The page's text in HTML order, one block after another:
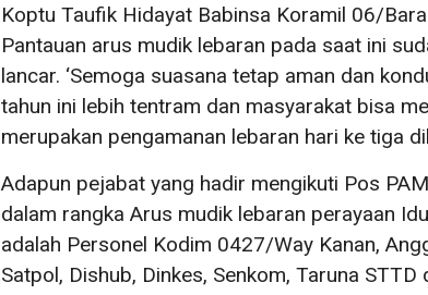
Koptu Taufik Hidayat Babinsa Koramil 06/
Pantauan arus mudik lebaran pada saat ini
lancar. ‘Semoga suasana tetap aman dan
tahun ini lebih tentram dan masyarakat bisa
merupakan pengamanan lebaran hari ke tiga
Adapun pejabat yang hadir mengikuti Pos
dalam rangka Arus mudik lebaran perayaan
adalah Personel Kodim 0427/Way Kanan,
Satpol, Dishub, Dinkes, Senkom, Taruna STTD